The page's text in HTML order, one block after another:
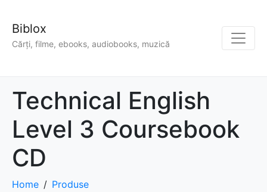
Biblox
Cărți, filme, ebooks, audiobooks, muzică
Technical English
Level 3 Coursebook
CD
Home
Produse